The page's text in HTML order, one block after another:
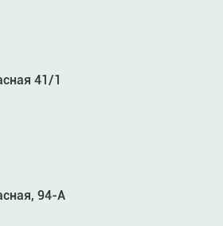
41/1
94-А